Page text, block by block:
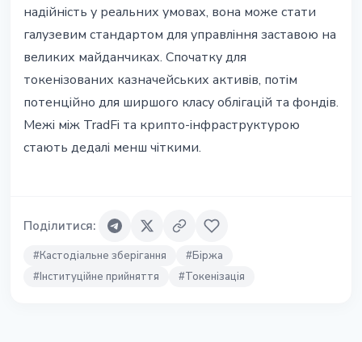
надійність у реальних умовах, вона може стати
галузевим стандартом для управління заставою на
великих майданчиках. Спочатку для
токенізованих казначейських активів, потім
потенційно для ширшого класу облігацій та фондів.
Межі між TradFi та крипто-інфраструктурою
стають дедалі менш чіткими.
Поділитися:
#Кастодіальне зберігання #Біржа
#Інституційне прийняття #Токенізація